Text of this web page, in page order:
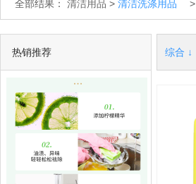
全部结果： 清洁用品 > 清洁洗涤用品 >
热销推荐 综合 ↓